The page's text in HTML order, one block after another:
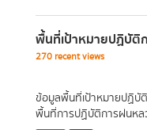
พื้นที่เป้าหมายปฏิบัติ
270 recent views
ข้อมูลพื้นที่เป้าหมายปฏิบั
พื้นที่การปฏิบัติการฝนหล